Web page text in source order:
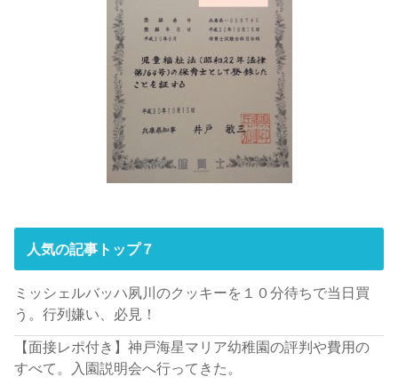
人気の記事トップ７
ミッシェルバッハ夙川のクッキーを１０分待ちで当日買
う。行列嫌い、必見！
【面接レポ付き】神戸海星マリア幼稚園の評判や費用の
すべて。入園説明会へ行ってきた。